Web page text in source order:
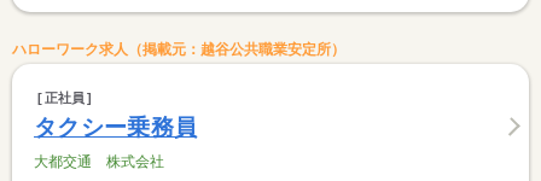
ハローワーク求人（掲載元：越谷公共職業安定所）
正社員
タクシー乗務員
大都交通 株式会社